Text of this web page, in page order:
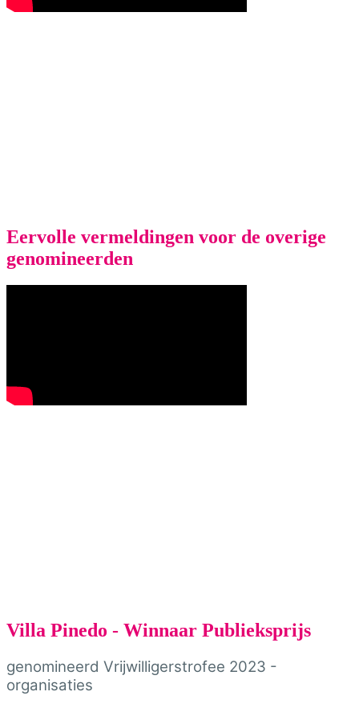
Eervolle vermeldingen voor de overige
genomineerden
Villa Pinedo - Winnaar Publieksprijs
genomineerd Vrijwilligerstrofee 2023 -
organisaties